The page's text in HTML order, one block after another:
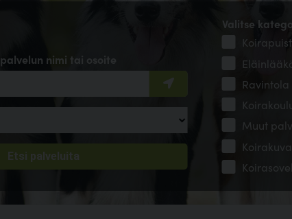
nimi tai osoite
Valitse
Ravintola
Muut